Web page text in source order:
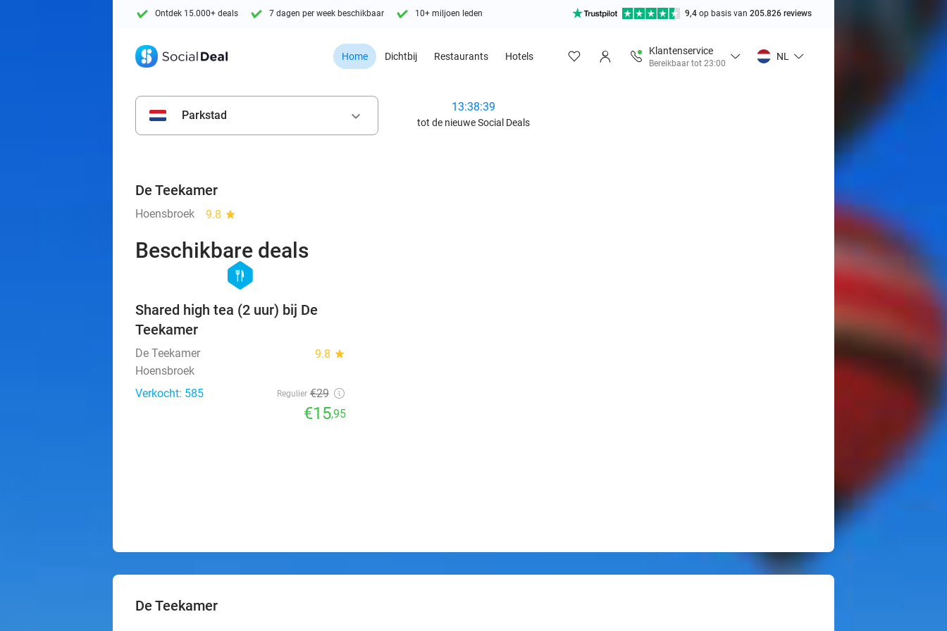
Ontdek 15.000+ deals 7 dagen per week beschikbaar 10+ miljoen leden 9,4 op basis van 205.826 reviews
Home Dichtbij Restaurants Hotels
Klantenservice
Bereikbaar tot 23:00
NL
Parkstad keyboard_arrow_down
13:38:37
tot de nieuwe Social Deals
De Teekamer
Hoensbroek 9.8 star
Beschikbare deals
hexagon
food
Shared high tea (2 uur) bij De
Teekamer
De Teekamer 9.8 star
Hoensbroek
Verkocht: 585
Regulier €29
€15,95
De Teekamer